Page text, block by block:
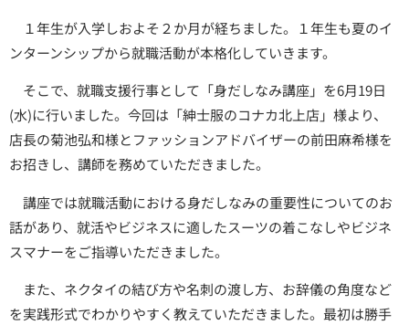
１年生が入学しおよそ２か月が経ちました。１年生も夏のイ
ンターンシップから就職活動が本格化していきます。
そこで、就職支援行事として「身だしなみ講座」を6月19日
(水)に行いました。今回は「紳士服のコナカ北上店」様より、
店長の菊池弘和様とファッションアドバイザーの前田麻希様を
お招きし、講師を務めていただきました。
講座では就職活動における身だしなみの重要性についてのお
話があり、就活やビジネスに適したスーツの着こなしやビジネ
スマナーをご指導いただきました。
また、ネクタイの結び方や名刺の渡し方、お辞儀の角度など
を実践形式でわかりやすく教えていただきました。最初は勝手